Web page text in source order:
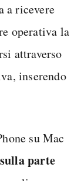
a ricevere
operativa la
attraverso
inserendo
su Mac
parte